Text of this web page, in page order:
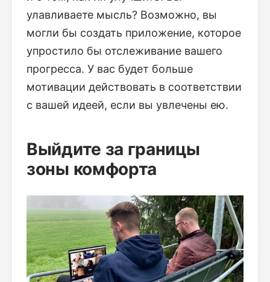
улавливаете мысль? Возможно, вы
могли бы создать приложение, которое
упростило бы отслеживание вашего
прогресса. У вас будет больше
мотивации действовать в соответствии
с вашей идеей, если вы увлечены ею.
Выйдите за границы
зоны комфорта